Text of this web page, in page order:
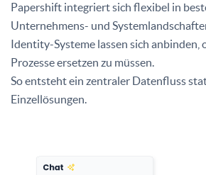
Papershift integriert sich flexibel in
Unternehmens- und
Identity-Systeme lassen sich anbinden,
Prozesse ersetzen zu müssen.
So entsteht ein zentraler Datenfluss
Einzellösungen.